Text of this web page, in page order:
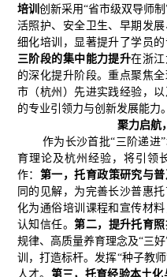
培训 创新采用“省市级双导师
活照护、安全卫生、早期发
细化培训，显著提升了学员
三阶段的集中能力提升在浙江
的深化提升阶段。重点聚焦
市（杭州）先进实践经验，
的专业引领力与创新发展能力。
聚力启航
作为长沙首批“三阶递进
育理论及杭州经验，将引领
作： 第一，托育政策研究与普
同的见解，为完善长沙普惠
化为通俗培训课程和宣传材
认知信任。第二，提升托育照
规律、高质量养育理念及“三
训，打造标杆。发挥“种子教
人才。 第三，托育经验本土化